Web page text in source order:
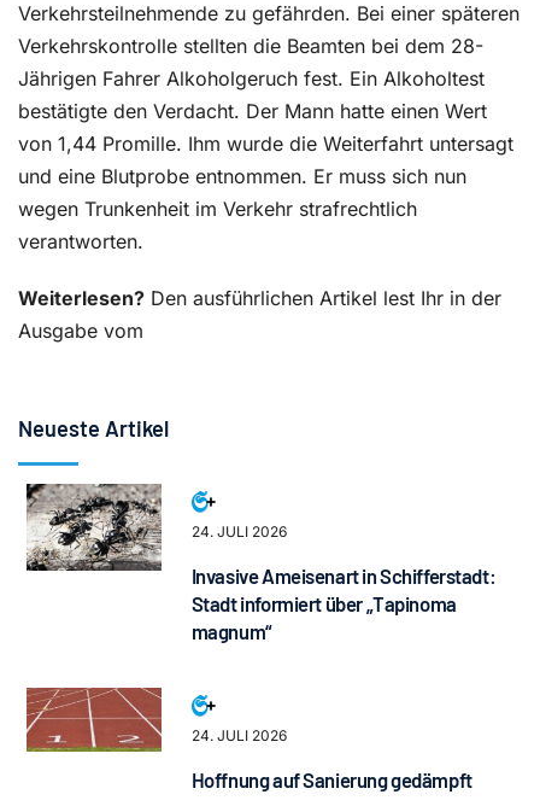
Verkehrsteilnehmende zu gefährden. Bei einer späteren
Verkehrskontrolle stellten die Beamten bei dem 28-
Jährigen Fahrer Alkoholgeruch fest. Ein Alkoholtest
bestätigte den Verdacht. Der Mann hatte einen Wert
von 1,44 Promille. Ihm wurde die Weiterfahrt untersagt
und eine Blutprobe entnommen. Er muss sich nun
wegen Trunkenheit im Verkehr strafrechtlich
verantworten.
Weiterlesen? Den ausführlichen Artikel lest Ihr in der
Ausgabe vom
Neueste Artikel
24. JULI 2026
Invasive Ameisenart in Schifferstadt:
Stadt informiert über „Tapinoma
magnum“
24. JULI 2026
Hoffnung auf Sanierung gedämpft